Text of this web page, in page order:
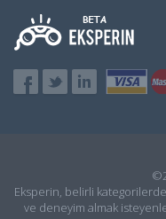
Eksperin, belirli
ve deneyim almak